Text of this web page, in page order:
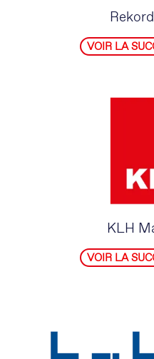
VOIR LA
KLH
VOIR LA